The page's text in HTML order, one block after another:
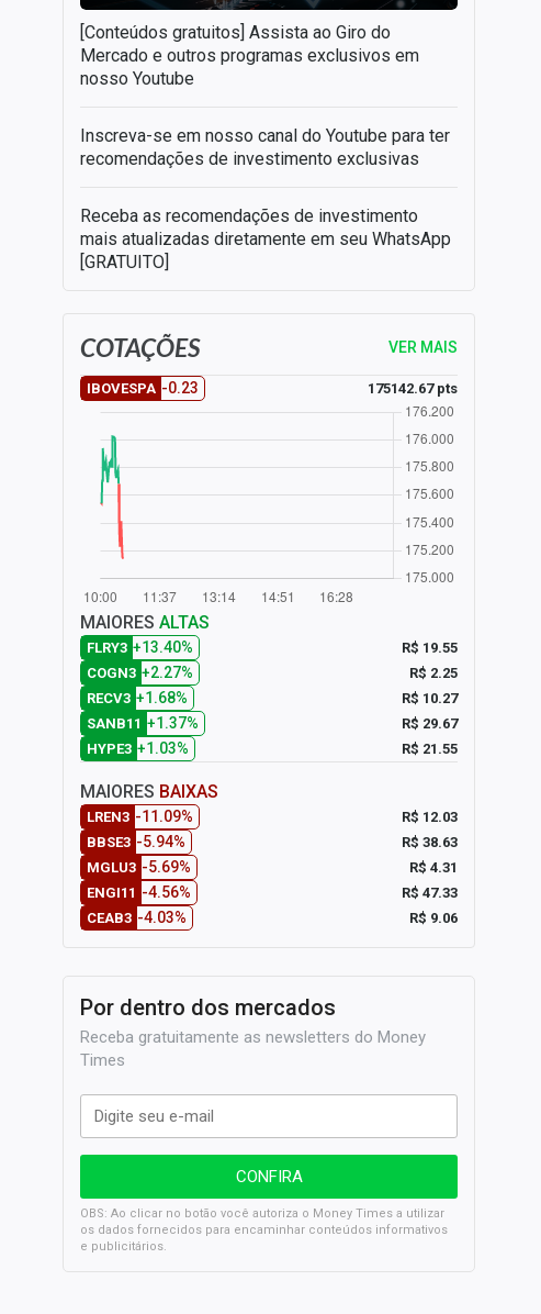
[Conteúdos gratuitos] Assista ao Giro do
Mercado e outros programas exclusivos em
nosso Youtube
Inscreva-se em nosso canal do Youtube para ter
recomendações de investimento exclusivas
Receba as recomendações de investimento
mais atualizadas diretamente em seu WhatsApp
[GRATUITO]
COTAÇÕES VER MAIS
IBOVESPA -0.23 175142.67 pts
MAIORES ALTAS
FLRY3 +13.40%
R$ 19.55
COGN3 +2.27%
R$ 2.25
RECV3 +1.68%
R$ 10.27
SANB11 +1.37%
R$ 29.67
HYPE3 +1.03% R$ 21.55
MAIORES BAIXAS
LREN3 -11.09%
R$ 12.03
BBSE3 -5.94%
R$ 38.63
MGLU3 -5.69%
R$ 4.31
ENGI11 -4.56%
R$ 47.33
CEAB3 -4.03% R$ 9.06
Por dentro dos mercados
Receba gratuitamente as newsletters do Money
Times
OBS: Ao clicar no botão você autoriza o Money Times a utilizar
os dados fornecidos para encaminhar conteúdos informativos
e publicitários.
SELIC em 14%: A repercussão da decisão sobre os JUROS